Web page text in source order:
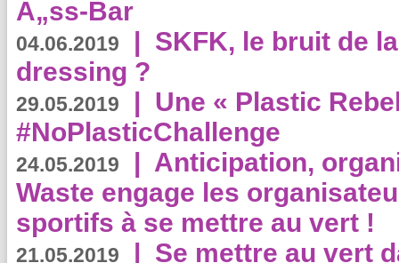
Ã„ss-Bar
04.06.2019 | SKFK, le bruit de
dressing ?
29.05.2019 | Une « Plastic
#NoPlasticChallenge
24.05.2019 | Anticipation,
Waste engage les
sportifs à se mettre au vert !
21.05.2019 | Se mettre au vert